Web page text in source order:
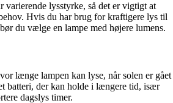
varierende lysstyrke, så det er vigtigt at
Hvis du har brug for kraftigere lys til
du vælge en lampe med højere lumens.
længe lampen kan lyse, når solen er gået
batteri, der kan holde i længere tid, især
dagslys timer.